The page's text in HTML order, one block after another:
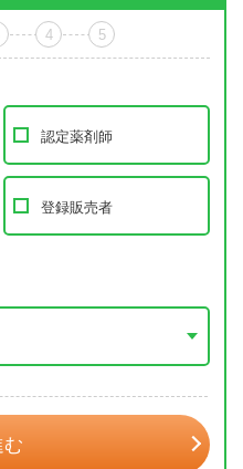
4 5
認定薬剤師
登録販売者
む